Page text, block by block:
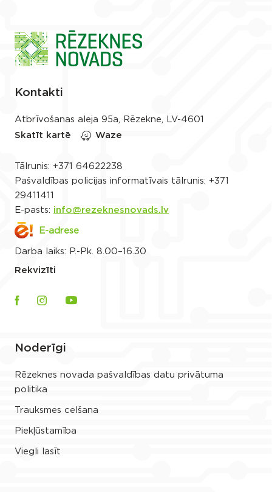
Kontakti
Atbrīvošanas aleja 95a, Rēzekne, LV-4601
Skatīt kartē
Waze
Tālrunis: +371 64622238
Pašvaldības policijas informatīvais tālrunis: +371
29411411
E-pasts: info@rezeknesnovads.lv
E-adrese
Darba laiks: P.-Pk. 8.00–16.30
Rekvizīti
Noderīgi
Rēzeknes novada pašvaldības datu privātuma
politika
Trauksmes celšana
Piekļūstamība
Viegli lasīt